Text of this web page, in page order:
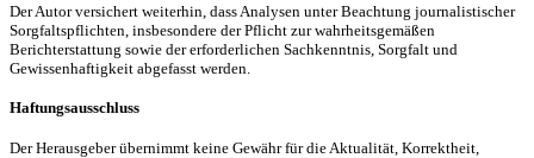
Der Autor versichert weiterhin, dass Analysen unter Beachtung journalistischer
Sorgfaltspflichten, insbesondere der Pflicht zur wahrheitsgemäßen
Berichterstattung sowie der erforderlichen Sachkenntnis, Sorgfalt und
Gewissenhaftigkeit abgefasst werden.
Haftungsausschluss
Der Herausgeber übernimmt keine Gewähr für die Aktualität, Korrektheit,